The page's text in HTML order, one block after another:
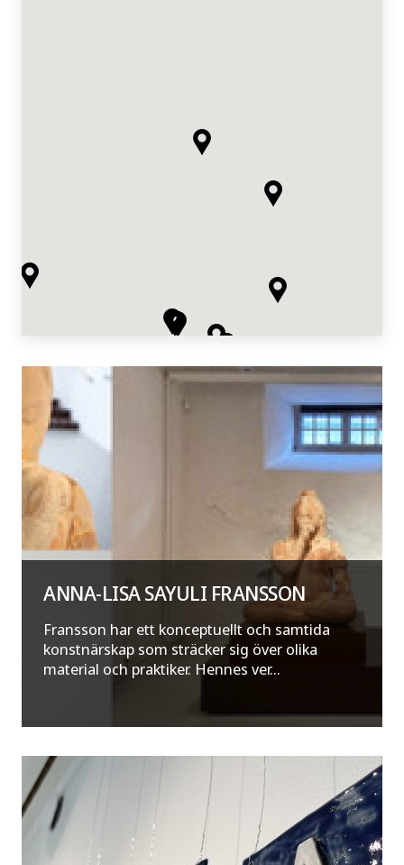
ANNA-LISA SAYULI FRANSSON
Fransson har ett konceptuellt och samtida
konstnärskap som sträcker sig över olika
material och praktiker. Hennes ver...